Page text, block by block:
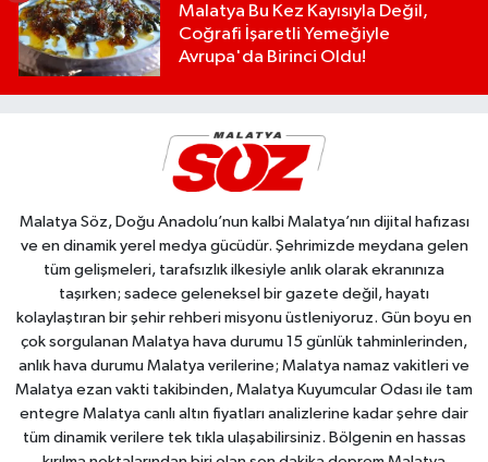
Malatya Bu Kez Kayısıyla Değil,
Coğrafi İşaretli Yemeğiyle
Avrupa'da Birinci Oldu!
Malatya Söz, Doğu Anadolu’nun kalbi Malatya’nın dijital hafızası
ve en dinamik yerel medya gücüdür. Şehrimizde meydana gelen
tüm gelişmeleri, tarafsızlık ilkesiyle anlık olarak ekranınıza
taşırken; sadece geleneksel bir gazete değil, hayatı
kolaylaştıran bir şehir rehberi misyonu üstleniyoruz. Gün boyu en
çok sorgulanan Malatya hava durumu 15 günlük tahminlerinden,
anlık hava durumu Malatya verilerine; Malatya namaz vakitleri ve
Malatya ezan vakti takibinden, Malatya Kuyumcular Odası ile tam
entegre Malatya canlı altın fiyatları analizlerine kadar şehre dair
tüm dinamik verilere tek tıkla ulaşabilirsiniz. Bölgenin en hassas